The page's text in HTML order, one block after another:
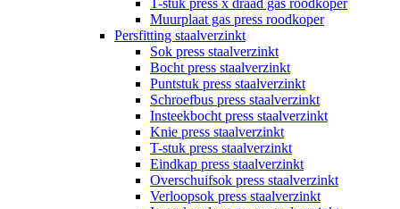
T-stuk press x draad gas roodkoper
Muurplaat gas press roodkoper
Persfitting staalverzinkt
Sok press staalverzinkt
Bocht press staalverzinkt
Puntstuk press staalverzinkt
Schroefbus press staalverzinkt
Insteekbocht press staalverzinkt
Knie press staalverzinkt
T-stuk press staalverzinkt
Eindkap press staalverzinkt
Overschuifsok press staalverzinkt
Verloopsok press staalverzinkt